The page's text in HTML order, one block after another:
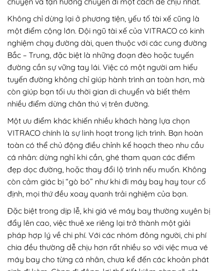
Không chỉ dừng lại ở phương tiện, yếu tố tài xế cũng là
một điểm cộng lớn. Đội ngũ tài xế của VITRACO có kinh
nghiệm chạy đường dài, quen thuộc với các cung đường
Bắc – Trung, đặc biệt là những đoạn đèo hoặc tuyến
đường cần sự vững tay lái. Việc có một người am hiểu
tuyến đường không chỉ giúp hành trình an toàn hơn, mà
còn giúp bạn tối ưu thời gian di chuyển và biết thêm
nhiều điểm dừng chân thú vị trên đường.
Một ưu điểm khác khiến nhiều khách hàng lựa chọn
VITRACO chính là sự linh hoạt trong lịch trình. Bạn hoàn
toàn có thể chủ động điều chỉnh kế hoạch theo nhu cầu
cá nhân: dừng nghỉ khi cần, ghé tham quan các điểm
đẹp dọc đường, hoặc thay đổi lộ trình nếu muốn. Không
còn cảm giác bị “gò bó” như khi đi máy bay hay tour cố
định, mọi thứ đều xoay quanh trải nghiệm của bạn.
Đặc biệt trong dịp lễ, khi giá vé máy bay thường xuyên bị
đẩy lên cao, việc thuê xe riêng lại trở thành một giải
pháp hợp lý về chi phí. Với các nhóm đông người, chi phí
chia đều thường dễ chịu hơn rất nhiều so với việc mua vé
máy bay cho từng cá nhân, chưa kể đến các khoản phát